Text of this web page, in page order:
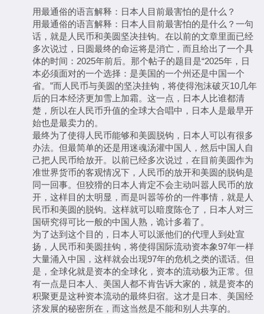
用最通俗的语言解释：日本人目前最害怕的是什么？
用最通俗的语言解释：日本人目前最害怕的是什么？一句
话，就是人民币和美圆坚决挂钩。在以前的文章里面已经
多次说过，日圆最终的命运将是消亡，而且给出了一个具
体的时间：2025年前后。那个帖子的题目是“2025年，日
本必须面对的一个选择：是美国的一个州还是中国一个
省。”而人民币与美圆的坚决挂钩，将使得泡沫破灭10几年
后的日本经济更加雪上加霜。这一点，日本人比谁都清
楚，所以在人民币升值的全球大合唱中，日本人是最早开
始也是最卖力的。
最终为了使得人民币能够和美圆脱钩，日本人可以有很多
办法。但最简单的还是用迷魂汤灌中国人，然后中国人自
己把人民币给放开。以前已经多次说过，在目前美圆作为
准世界货币的客观情况下，人民币的放开和美圆的脱钩是
同一回事。但狡猾的日本人肯定不会主动叫嚣人民币的放
开，这样目的太明显，而是叫嚣等价的一件事情，就是人
民币和美圆的脱钩。这样就可以暗度陈仓了，日本人对三
国研究得可比一般的中国人熟，诡计多着了。
为了达到这个目的，日本人可以派他们的代理人到处宣
扬，人民币和美圆挂钩，将使得国际流动资本象97年一样
大量涌入中国，这样就会出现97年的危机之类的谎话。但
是，全球化就是资本的全球化，资本的流动极为正常。但
有一点是日本人、美国人都不肯告诉大家的，就是资本的
积聚更是这种资本流动的最终归宿。这才是日本、美国经
济发展的秘密所在，而这当然是不能和别人共享的。